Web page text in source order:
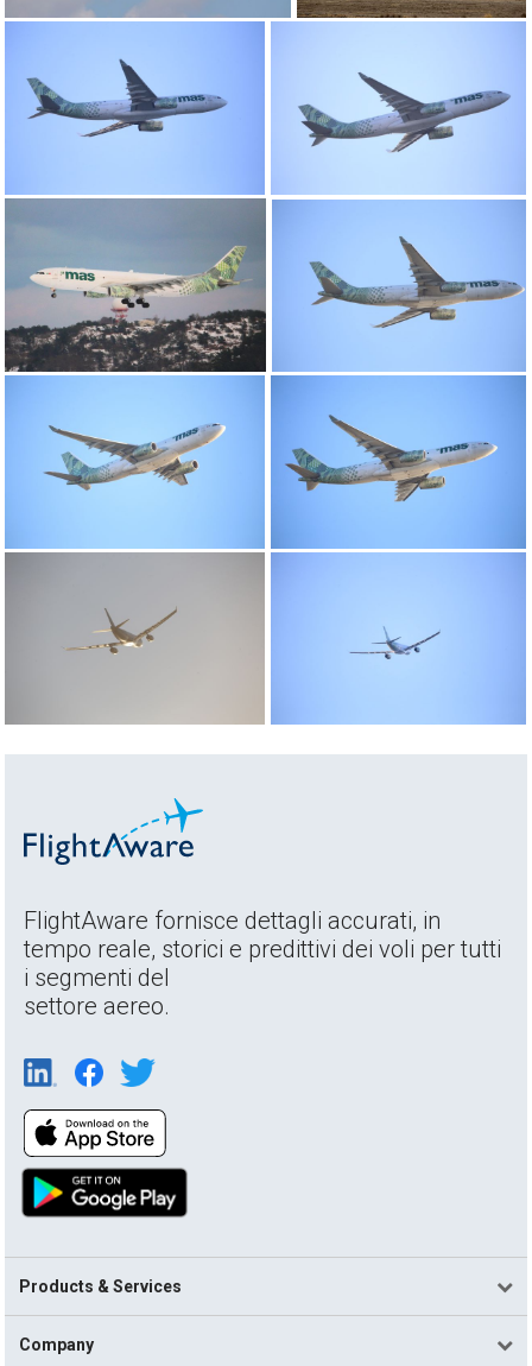
FlightAware fornisce dettagli accurati, in
tempo reale, storici e predittivi dei voli per tutti
i segmenti del
settore aereo.
Products & Services
Company